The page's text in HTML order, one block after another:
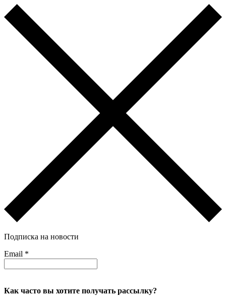
Подписка на новости
Email *
Как часто вы хотите получать рассылку?